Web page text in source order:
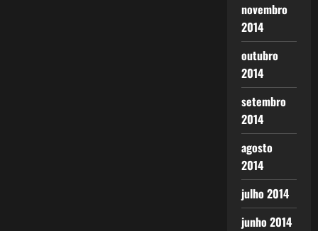
novembro
2014
outubro
2014
setembro
2014
agosto
2014
julho 2014
junho 2014